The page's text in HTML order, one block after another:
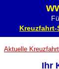
Kreuzfahrt-
Aktuelle
Ihr